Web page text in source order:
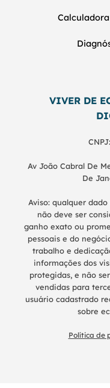
VIVER DE
Av João Cabral De
De
Aviso: qualquer
não deve ser
ganho exato ou
pessoais e do
trabalho e
informações dos
protegidas, e não
vendidas para
usuário cadastrado
sobre
Política de